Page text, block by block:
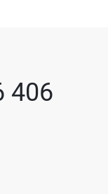
406